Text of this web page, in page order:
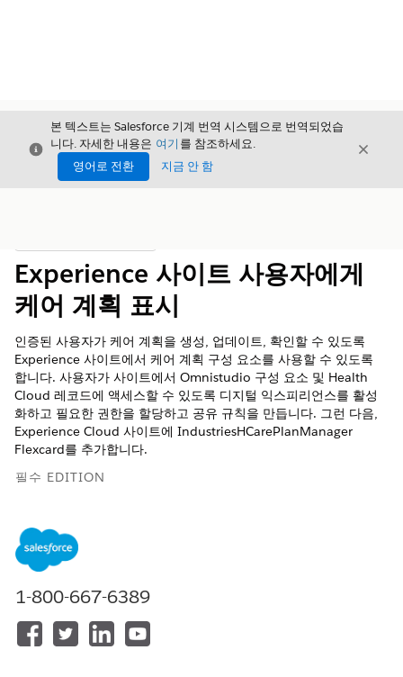
닫기
본 텍스트는 Salesforce 기계 번역 시스템으로 번역되었습
니다. 자세한 내용은 여기 를 참조하세요.
영어로 전환
지금 안 함
닫기
Experience 사이트 사용자에게
케어 계획 표시
인증된 사용자가 케어 계획을 생성, 업데이트, 확인할 수 있도록
Experience 사이트에서 케어 계획 구성 요소를 사용할 수 있도록
합니다. 사용자가 사이트에서 Omnistudio 구성 요소 및 Health
Cloud 레코드에 액세스할 수 있도록 디지털 익스피리언스를 활성
화하고 필요한 권한을 할당하고 공유 규칙을 만듭니다. 그런 다음,
Experience Cloud 사이트에 IndustriesHCarePlanManager
Flexcard를 추가합니다.
필수 EDITION
지원 제품:
Experience 사이트에서 케어 계획에 대한 조직 준비
조직에 필요한 라이센스가 있는지 확인하고, 디지털 익스피리언
스를 활성화하고, 사용자에게 관련 개체에 대한 액세스 권한을
제공합니다.
1-800-667-6389